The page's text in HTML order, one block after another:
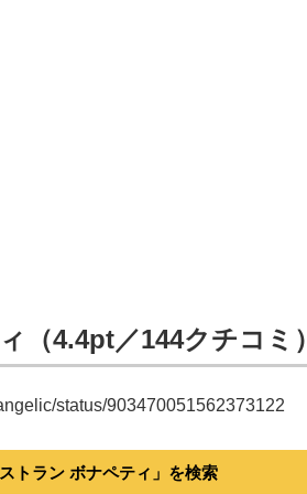
（4.4pt／144クチコミ）
status/903470051562373122
トラン ボナペティ」を検索